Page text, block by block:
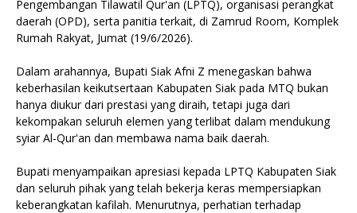
Pengembangan Tilawatil Qur'an (LPTQ), organisasi perangkat
daerah (OPD), serta panitia terkait, di Zamrud Room, Komplek
Rumah Rakyat, Jumat (19/6/2026).
Dalam arahannya, Bupati Siak Afni Z menegaskan bahwa
keberhasilan keikutsertaan Kabupaten Siak pada MTQ bukan
hanya diukur dari prestasi yang diraih, tetapi juga dari
kekompakan seluruh elemen yang terlibat dalam mendukung
syiar Al-Qur'an dan membawa nama baik daerah.
Bupati menyampaikan apresiasi kepada LPTQ Kabupaten Siak
dan seluruh pihak yang telah bekerja keras mempersiapkan
keberangkatan kafilah. Menurutnya, perhatian terhadap